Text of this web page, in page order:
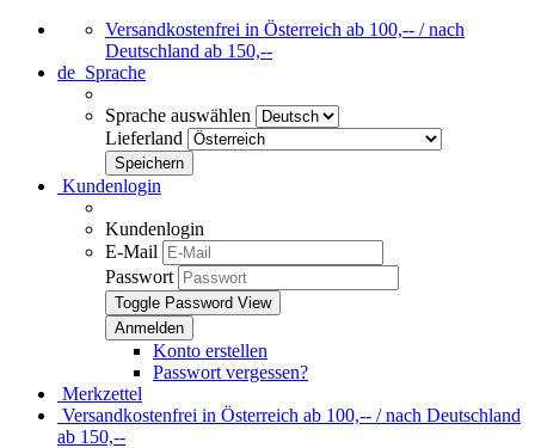
Versandkostenfrei in Österreich ab 100,-- / nach
Deutschland ab 150,--
de Sprache
Sprache auswählen
Lieferland
Kundenlogin
Kundenlogin
E-Mail
Passwort
Toggle Password View
Konto erstellen
Passwort vergessen?
Merkzettel
Versandkostenfrei in Österreich ab 100,-- / nach Deutschland
ab 150,--